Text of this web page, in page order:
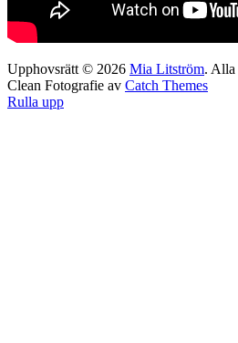
Upphovsrätt © 2026 Mia Litström. Alla
Clean Fotografie av Catch Themes
Rulla upp